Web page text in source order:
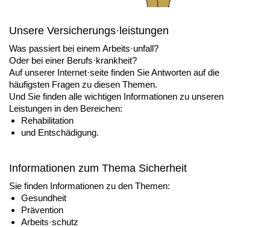
Unsere Versicherungs·leistungen
Was passiert bei einem Arbeits·unfall?
Oder bei einer Berufs·krankheit?
Auf unserer Internet·seite finden Sie Antworten auf die
häufigsten Fragen zu diesen Themen.
Und Sie finden alle wichtigen Informationen zu unseren
Leistungen in den Bereichen:
Rehabilitation
und Entschädigung.
Informationen zum Thema Sicherheit
Sie finden Informationen zu den Themen:
Gesundheit
Prävention
Arbeits·schutz